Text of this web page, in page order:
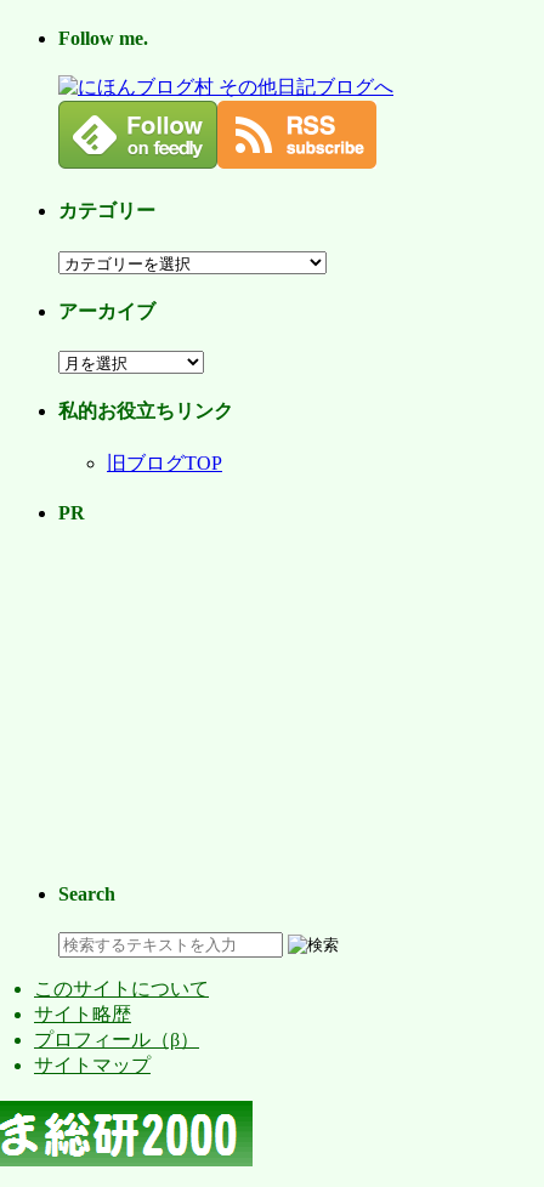
Follow me.
カテゴリー
カ
ゴ
ー
アーカイブ
ア
カ
私的お役立ちリンク
旧ブログTOP
PR
Search
このサイトについて
サイト略歴
プロフィール（β）
サイトマップ